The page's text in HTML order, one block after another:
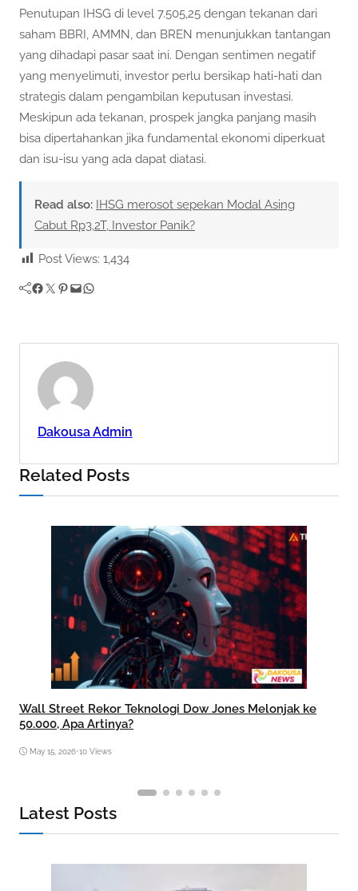
Penutupan IHSG di level 7.505,25 dengan tekanan dari
saham BBRI, AMMN, dan BREN menunjukkan tantangan
yang dihadapi pasar saat ini. Dengan sentimen negatif
yang menyelimuti, investor perlu bersikap hati-hati dan
strategis dalam pengambilan keputusan investasi.
Meskipun ada tekanan, prospek jangka panjang masih
bisa dipertahankan jika fundamental ekonomi diperkuat
dan isu-isu yang ada dapat diatasi.
Read also: IHSG merosot sepekan Modal Asing
Cabut Rp3,2T, Investor Panik?
Post Views: 1,434
Facebook Twitter Pinterest Mail WhatsApp
Dakousa Admin
Related Posts
Wall Street Rekor Teknologi Dow Jones Melonjak ke
50.000, Apa Artinya?
May 15, 2026•10 Views
Latest Posts